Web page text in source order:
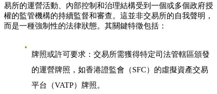
易所的運營活動、內部控制和治理結構受到一個或多個政府授
權的監管機構的持續監督和審查。這並非交易所的自我聲明，
而是一種強制性的法律狀態。其關鍵特徵包括：
牌照或許可要求 ：交易所需獲得特定司法管轄區頒發
的運營牌照，如香港證監會（SFC）的虛擬資產交易
平台（VATP）牌照。